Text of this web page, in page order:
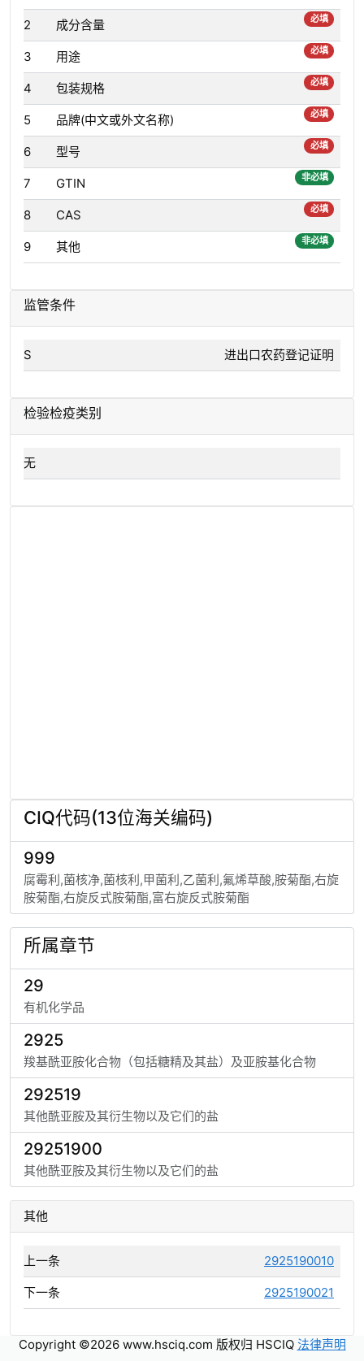
2 成分含量 必填
3 用途 必填
4 包装规格 必填
5 品牌(中文或外文名称) 必填
6 型号 必填
7 GTIN 非必填
8 CAS 必填
9 其他 非必填
监管条件
S 进出口农药登记证明
检验检疫类别
无
CIQ代码(13位海关编码)
999
腐霉利,菌核净,菌核利,甲菌利,乙菌利,氟烯草酸,胺菊酯,右旋
胺菊酯,右旋反式胺菊酯,富右旋反式胺菊酯
所属章节
29
有机化学品
2925
羧基酰亚胺化合物（包括糖精及其盐）及亚胺基化合物
292519
其他酰亚胺及其衍生物以及它们的盐
29251900
其他酰亚胺及其衍生物以及它们的盐
其他
上一条 2925190010
下一条 2925190021
Copyright ©2026 www.hsciq.com 版权归 HSCIQ 法律声明